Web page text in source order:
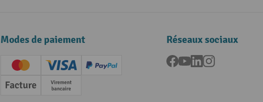
Modes de paiement
Creditcard (Master)Creditcard (Visa)
PayPal
Facture Paiement anticipé
Réseaux sociaux
Facebook
YouTubeLinkedInInstagram